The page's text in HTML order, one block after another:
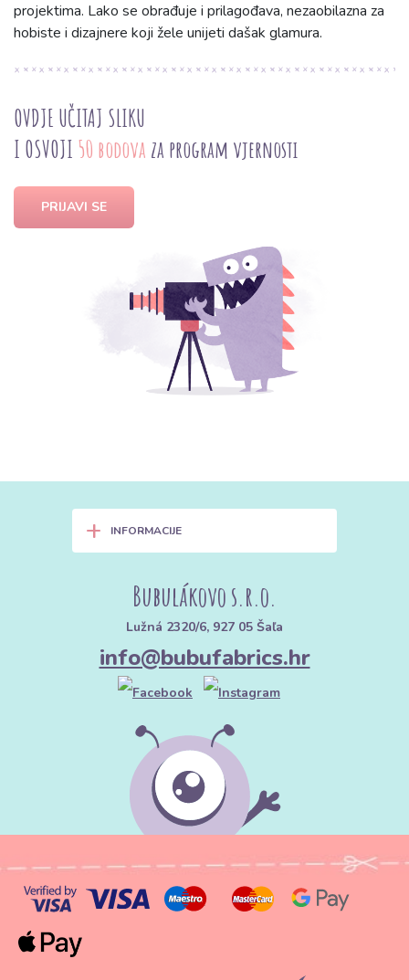
projektima. Lako se obrađuje i prilagođava, nezaobilazna za
hobiste i dizajnere koji žele unijeti dašak glamura.
OVDJE UČITAJ SLIKU
I OSVOJI 50 bodova za program vjernosti
PRIJAVI SE
+ INFORMACIJE
Bubulákovo s.r.o.
Lužná 2320/6, 927 05 Šaľa
info@bubufabrics.hr